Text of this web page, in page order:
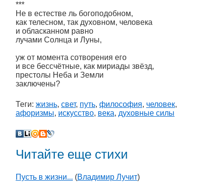
***
Не в естестве ль богоподобном,
как телесном, так духовном, человека
и обласканном равно
лучами Солнца и Луны,
уж от момента сотворения его
и все бессчётные, как мириады звёзд,
престолы Неба и Земли
заключены?
Теги: жизнь, свет, путь, философия, человек,
афоризмы, искусство, века, духовные силы
Читайте еще стихи
Пусть в жизни... (Владимир Лучит)